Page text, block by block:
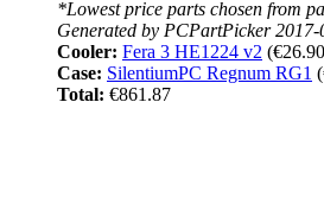
*Lowest price parts chosen from
Generated by PCPartPicker
Cooler: Fera 3 HE1224 v2
Case: SilentiumPC Regnum RG1
Total: €861.87